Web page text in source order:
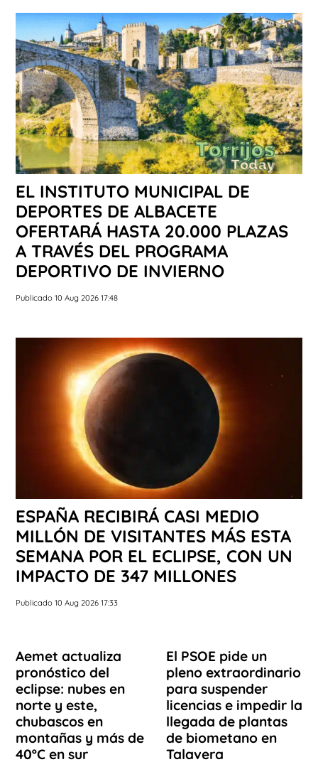
EL INSTITUTO MUNICIPAL DE
DEPORTES DE ALBACETE
OFERTARÁ HASTA 20.000 PLAZAS
A TRAVÉS DEL PROGRAMA
DEPORTIVO DE INVIERNO
Publicado 10 Aug 2026 17:48
ESPAÑA RECIBIRÁ CASI MEDIO
MILLÓN DE VISITANTES MÁS ESTA
SEMANA POR EL ECLIPSE, CON UN
IMPACTO DE 347 MILLONES
Publicado 10 Aug 2026 17:33
Aemet actualiza
pronóstico del
eclipse: nubes en
norte y este,
chubascos en
montañas y más de
40ºC en sur
El PSOE pide un
pleno extraordinario
para suspender
licencias e impedir la
llegada de plantas
de biometano en
Talavera